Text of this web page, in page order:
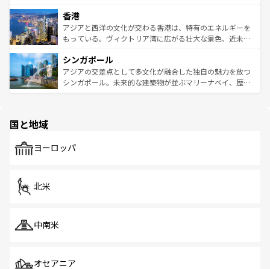
とつ。フォーやバインミー、ベトナムコーヒーなどは、ぜ
ひ現地で味わいたい。どの地域を訪れてもあたたかい人々
が旅行者を迎えてくれるので、きっと忘れられない旅にな
参照してほしい。
の活気が交差している。北部ではチェンマイなどの山岳地
帯で自然と触れ合い、南部ではプーケットやクラビの美し
いビーチでリゾート気分を楽しむことができる。タイ料理
激する。気候は一年中温暖で、どの季節にも異なる楽しみ
が待っている。親しみやすいタイの人々、仏教を中心とし
た文化、そして多様な観光資源が、訪れる旅人を魅了し続
香港
アジアと西洋の文化が交わる香港は、特有のエネルギーを
もっている。ヴィクトリア湾に広がる壮大な景色、近未来
み、どこを訪れても感動するはず。観光スポットが密集し
ており、効率よく見どころを回れるのも魅力。息をのむよ
うな絶景から文化的な体験まで、香港を存分に楽しみ尽く
シンガポール
アジアの交差点として多文化が融合した独自の魅力を放つ
シンガポール。未来的な建築物が並ぶマリーナベイ、歴史
で、ホーカーズは地元の風情を楽しめる外せないスポット
国と地域
ヨーロッパ
北米
中南米
オセアニア